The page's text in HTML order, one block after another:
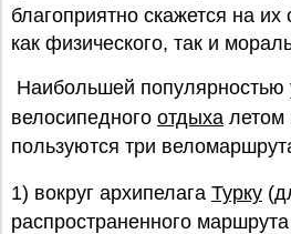
благоприятно скажется на их
как физического, так и
Наибольшей популярностью
велосипедного отдыха летом
пользуются три
1) вокруг архипелага Турку
распространенного